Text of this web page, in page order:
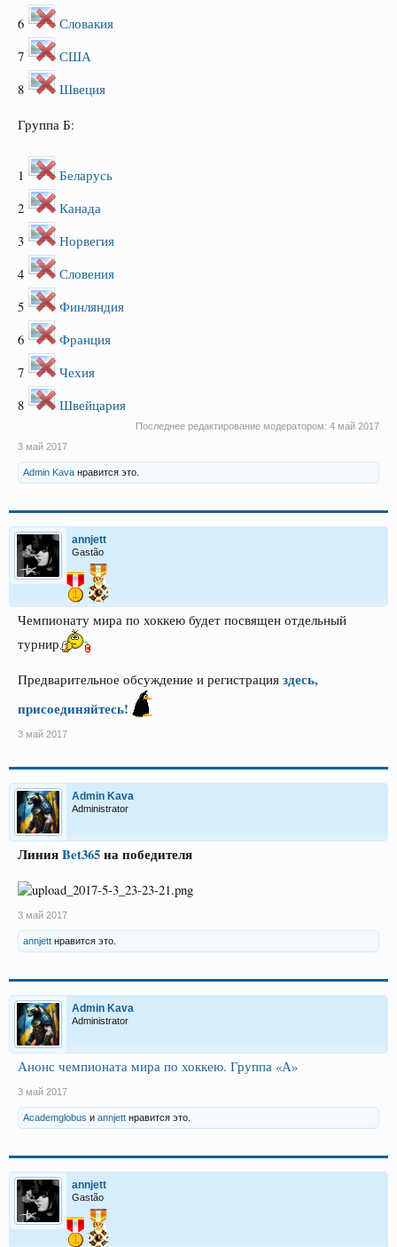
6
Словакия
7
США
8
Швеция
Группа Б:
1
Беларусь
2
Канада
3
Норвегия
4
Словения
5
Финляндия
6
Франция
7
Чехия
8
Швейцария
Последнее редактирование модератором: 4 май 2017
3 май 2017
Admin Kava нравится это.
annjett
Gastão
Чемпионату мира по хоккею будет посвящен отдельный
турнир
Предварительное обсуждение и регистрация здесь,
присоединяйтесь!
3 май 2017
Admin Kava
Administrator
ЛинияBet365на победителя
3 май 2017
annjett нравится это.
Admin Kava
Administrator
Анонс чемпионата мира по хоккею. Группа «А»
3 май 2017
Academglobus и annjett нравится это.
annjett
Gastão